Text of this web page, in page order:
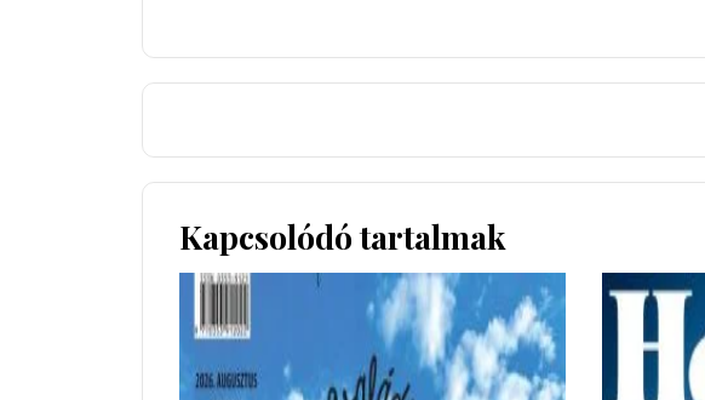
Kapcsolódó tartalmak